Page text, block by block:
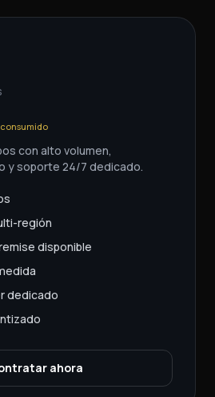
consumido
con alto volumen,
y soporte 24/7 dedicado.
región
disponible
dedicado
ahora